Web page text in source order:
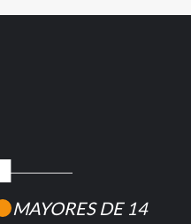
MAYORES DE 14